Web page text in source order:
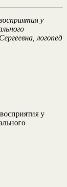
у
логопед
у